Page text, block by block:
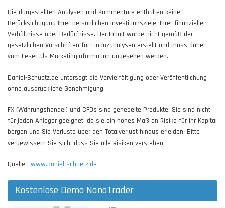
Die dargestellten Analysen und Kommentare enthalten keine
Berücksichtigung Ihrer persönlichen Investitionsziele, Ihrer finanziellen
Verhältnisse oder Bedürfnisse. Der Inhalt wurde nicht gemäß der
gesetzlichen Vorschriften für Finanzanalysen erstellt und muss daher
vom Leser als Marketinginformation angesehen werden.
Daniel-Schuetz.de untersagt die Vervielfältigung oder Veröffentlichung
ohne ausdrückliche Genehmigung.
FX (Währungshandel) und CFDs sind gehebelte Produkte. Sie sind nicht
für jeden Anleger geeignet, da sie ein hohes Maß an Risiko für Ihr Kapital
bergen und Sie Verluste über den Totalverlust hinaus erleiden. Bitte
vergewissern Sie sich, dass Sie alle Risiken verstehen.
Quelle : www.daniel-schuetz.de
Kostenlose Demo NanoTrader